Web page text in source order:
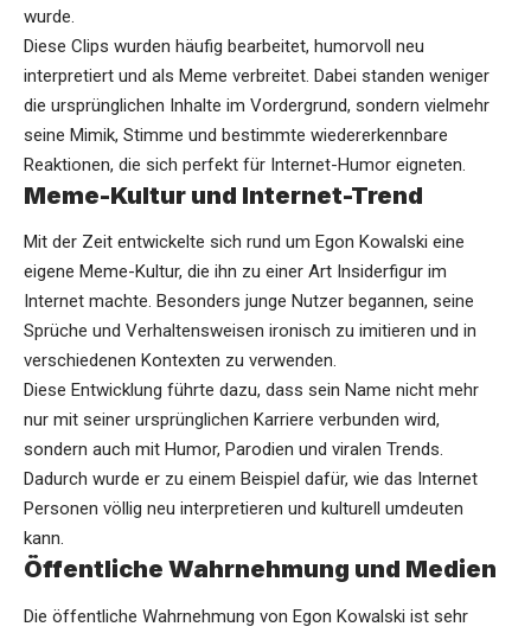
wurde.
Diese Clips wurden häufig bearbeitet, humorvoll neu
interpretiert und als Meme verbreitet. Dabei standen weniger
die ursprünglichen Inhalte im Vordergrund, sondern vielmehr
seine Mimik, Stimme und bestimmte wiedererkennbare
Reaktionen, die sich perfekt für Internet-Humor eigneten.
Meme-Kultur und Internet-Trend
Mit der Zeit entwickelte sich rund um Egon Kowalski eine
eigene Meme-Kultur, die ihn zu einer Art Insiderfigur im
Internet machte. Besonders junge Nutzer begannen, seine
Sprüche und Verhaltensweisen ironisch zu imitieren und in
verschiedenen Kontexten zu verwenden.
Diese Entwicklung führte dazu, dass sein Name nicht mehr
nur mit seiner ursprünglichen Karriere verbunden wird,
sondern auch mit Humor, Parodien und viralen Trends.
Dadurch wurde er zu einem Beispiel dafür, wie das Internet
Personen völlig neu interpretieren und kulturell umdeuten
kann.
Öffentliche Wahrnehmung und Medien
Die öffentliche Wahrnehmung von Egon Kowalski ist sehr